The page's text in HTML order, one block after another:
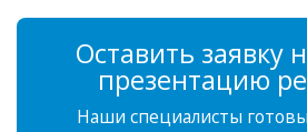
Оставить заявку
презентацию
Наши специалисты